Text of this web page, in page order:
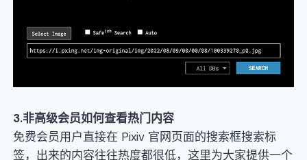
3.非高级会员如何查看热门内容
免费会员用户直接在 Pixiv 官网页面的搜索框搜索标
签，出来的内容往往热度都很低，这里为大家提供一个